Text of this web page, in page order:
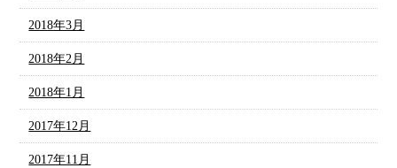
2018年3月
2018年2月
2018年1月
2017年12月
2017年11月